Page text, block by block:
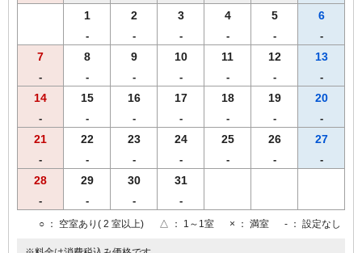
1
-
2
-
3
-
4
-
5
-
6
-
7
-
8
-
9
-
10
-
11
-
12
-
13
-
14
-
15
-
16
-
17
-
18
-
19
-
20
-
21
-
22
-
23
-
24
-
25
-
26
-
27
-
28
-
29
-
30
-
31
-
○ ： 空室あり( 2 室以上) △ ： 1～1室 × ： 満室 - ： 設定なし